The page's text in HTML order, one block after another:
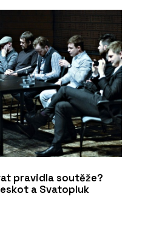
Mythos Water Hub All
pravidla soutěže?
a Svatopluk